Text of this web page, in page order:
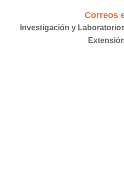
Correos
Investigación y